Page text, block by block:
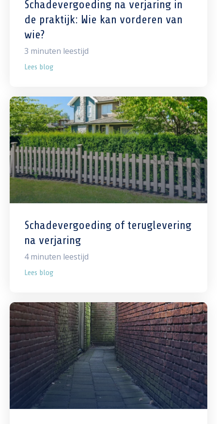
Schadevergoeding na verjaring in
de praktijk: Wie kan vorderen van
wie?
3 minuten leestijd
Lees blog
Schadevergoeding of teruglevering
na verjaring
4 minuten leestijd
Lees blog